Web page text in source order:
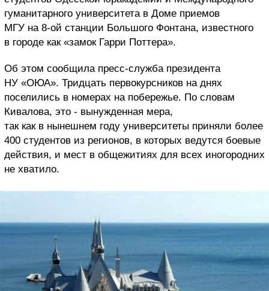
гуманитарного университета в Доме приемов
МГУ на 8-ой станции Большого Фонтана, известного
в городе как «замок Гарри Поттера».
Об этом сообщила пресс-служба президента
НУ «ОЮА». Тридцать первокурсников на днях
поселились в номерах на побережье. По словам
Кивалова, это - вынужденная мера,
так как в нынешнем году университеты приняли более
400 студентов из регионов, в которых ведутся боевые
действия, и мест в общежитиях для всех иногородних
не хватило.